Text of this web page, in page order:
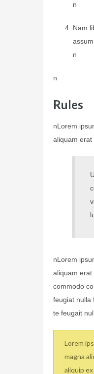
n
Nam
n
n
Rules
nLorem
aliquam erat
nLorem
aliquam erat
commodo
feugiat nulla
te feugait
Lorem
magna
aliquip